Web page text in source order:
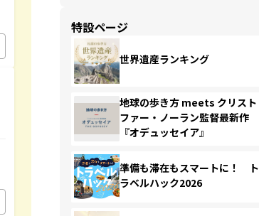
特設ページ
世界遺産ランキング
地球の歩き方 meets クリスト
ファー・ノーラン監督最新作
『オデュッセイア』
準備も滞在もスマートに！ ト
ラベルハック2026